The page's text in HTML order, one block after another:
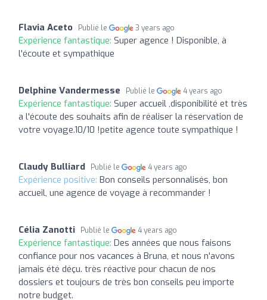
Flavia Aceto Publié le 3 years ago
Expérience fantastique: Super agence ! Disponible, à
l'écoute et sympathique
Delphine Vandermesse Publié le 4 years ago
Expérience fantastique: Super accueil ,disponibilité et très
a l'écoute des souhaits afin de réaliser la réservation de
votre voyage.10/10 !petite agence toute sympathique !
Claudy Bulliard Publié le 4 years ago
Expérience positive: Bon conseils personnalisés, bon
accueil, une agence de voyage à recommander !
Célia Zanotti Publié le 4 years ago
Expérience fantastique: Des années que nous faisons
confiance pour nos vacances à Bruna, et nous n'avons
jamais été déçu. très réactive pour chacun de nos
dossiers et toujours de très bon conseils peu importe
notre budget.